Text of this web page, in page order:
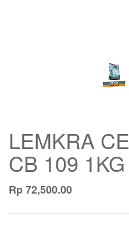
LEMKRA
CB 109 1KG
Rp72,500.00